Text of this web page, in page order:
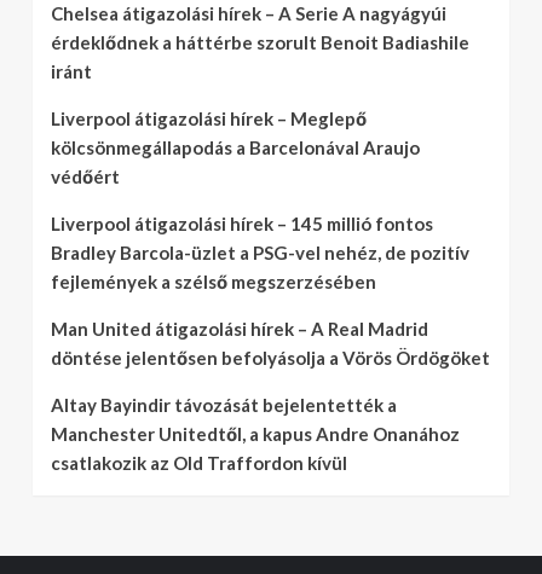
Chelsea átigazolási hírek – A Serie A nagyágyúi
érdeklődnek a háttérbe szorult Benoit Badiashile
iránt
Liverpool átigazolási hírek – Meglepő
kölcsönmegállapodás a Barcelonával Araujo
védőért
Liverpool átigazolási hírek – 145 millió fontos
Bradley Barcola-üzlet a PSG-vel nehéz, de pozitív
fejlemények a szélső megszerzésében
Man United átigazolási hírek – A Real Madrid
döntése jelentősen befolyásolja a Vörös Ördögöket
Altay Bayindir távozását bejelentették a
Manchester Unitedtől, a kapus Andre Onanához
csatlakozik az Old Traffordon kívül